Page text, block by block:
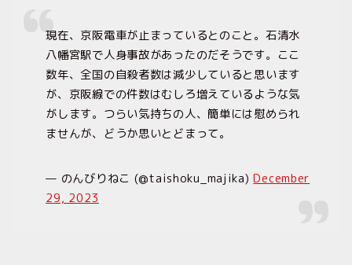
現在、京阪電車が止まっているとのこと。石清水
八幡宮駅で人身事故があったのだそうです。ここ
数年、全国の自殺者数は減少していると思います
が、京阪線での件数はむしろ増えているような気
がします。つらい気持ちの人、簡単には慰められ
ませんが、どうか思いとどまって。
— のんびりねこ (@taishoku_majika)December
29, 2023